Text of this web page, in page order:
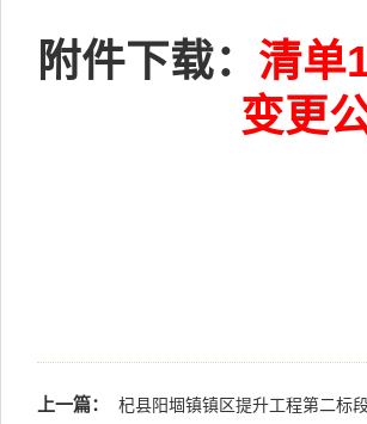
附件下载： 清单
变更
上一篇： 杞县阳堌镇镇区提升工程第二标